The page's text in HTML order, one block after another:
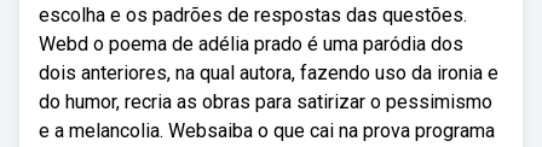
escolha e os padrões de respostas das questões.
Webd o poema de adélia prado é uma paródia dos
dois anteriores, na qual autora, fazendo uso da ironia e
do humor, recria as obras para satirizar o pessimismo
e a melancolia. Websaiba o que cai na prova programa